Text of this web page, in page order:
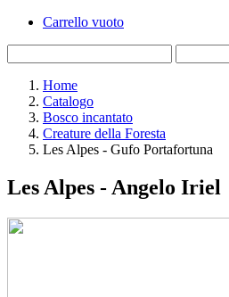
Carrello vuoto
Home
Catalogo
Bosco incantato
Creature della Foresta
Les Alpes - Gufo Portafortuna
Les Alpes - Angelo Iriel